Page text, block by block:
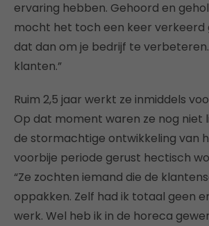
ervaring hebben. Gehoord en
mocht het toch een keer verkeerd
dat dan om je bedrijf te
klanten.”
Ruim 2,5 jaar werkt ze inmiddels
Op dat moment waren ze nog niet
de stormachtige ontwikkeling van
voorbije periode gerust hectisch
“Ze zochten iemand die de
oppakken. Zelf had ik totaal geen
werk. Wel heb ik in de horeca